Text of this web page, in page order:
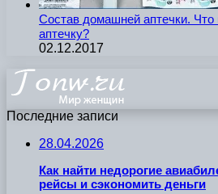
Состав домашней аптечки.
аптечку?
02.12.2017
Последние записи
28.04.2026
Как найти недорогие
рейсы и сэкономить деньги